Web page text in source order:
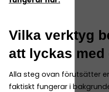
Vilka verktyg
att lyckas med
Alla steg ovan förutsätter
faktiskt fungerar i